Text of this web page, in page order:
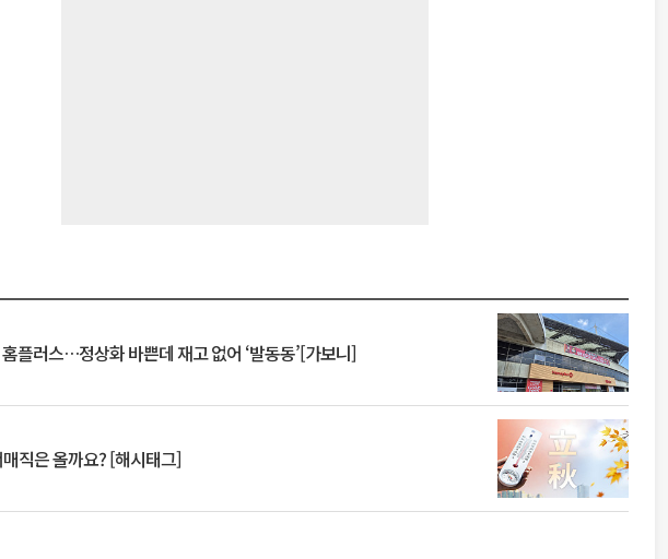
플러스…정상화 바쁜데 재고 없어 ‘발동동’[가보니]
직은 올까요? [해시태그]